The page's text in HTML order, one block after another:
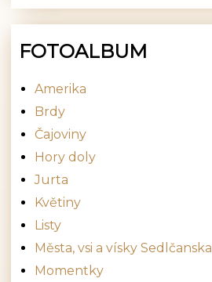
FOTOALBUM
Amerika
Brdy
Čajoviny
Hory doly
Jurta
Květiny
Listy
Města, vsi a vísky Sedlčanska
Momentky